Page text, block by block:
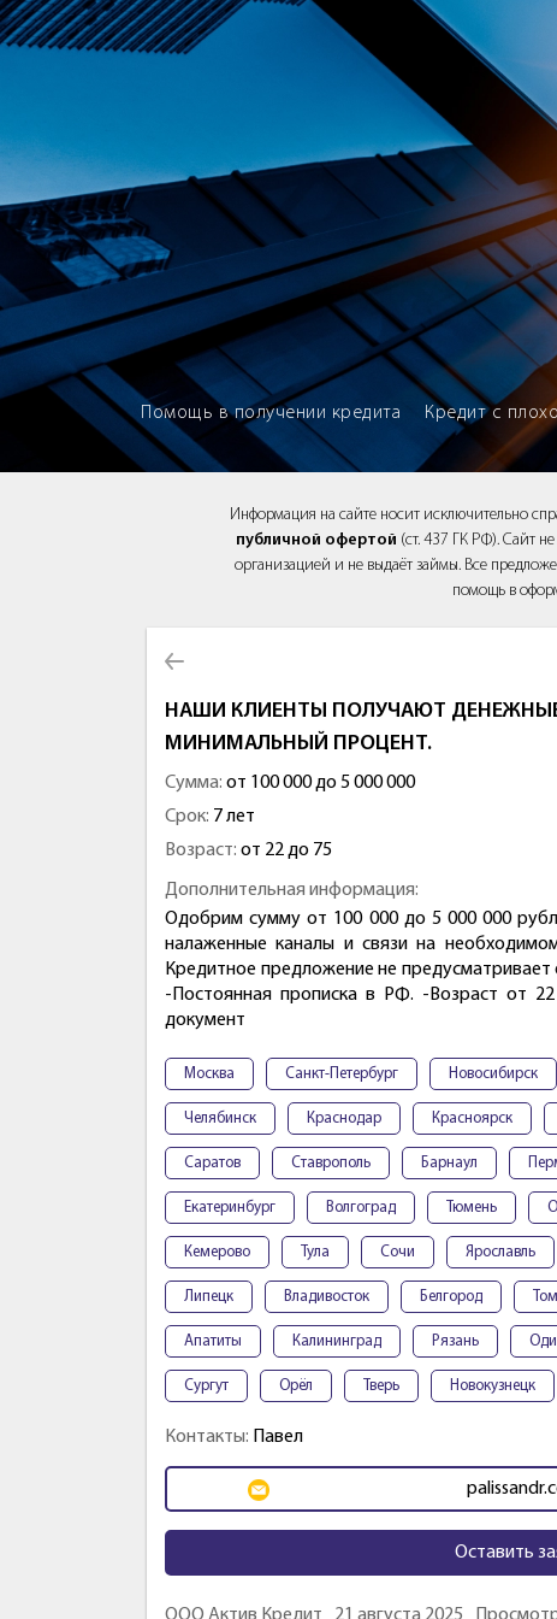
Brokery365 - Рейтинг кредитных
Помощь в получении кредита Кредит с
Информация на сайте носит исключительно
публичной офертой (ст. 437 ГК РФ). Сайт
организацией и не выдаёт займы. Все
помощь в
НАШИ КЛИЕНТЫ ПОЛУЧАЮТ
МИНИМАЛЬНЫЙ ПРОЦЕНТ.
Сумма: от 100 000 до 5 000 000
Срок: 7 лет
Возраст: от 22 до 75
Дополнительная информация:
Одобрим сумму от 100 000 до 5 000 000
налаженные каналы и связи на
Кредитное предложение не предусматривает
-Постоянная прописка в РФ. -Возраст от
документ
Москва Санкт-Петербург Новосибирск
Челябинск Краснодар Красноярск
Саратов Ставрополь Барнаул
Екатеринбург Волгоград Тюмень
Кемерово Тула Сочи Ярославль
Липецк Владивосток Белгород
Апатиты Калининград Рязань
Сургут Орёл Тверь Новокузнецк
Контакты: Павел
Оставить